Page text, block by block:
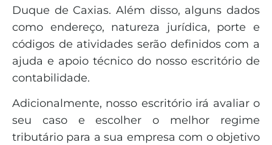
Duque de Caxias. Além disso, alguns dados
como endereço, natureza jurídica, porte e
códigos de atividades serão definidos com a
ajuda e apoio técnico do nosso escritório de
contabilidade.
Adicionalmente, nosso escritório irá avaliar o
seu caso e escolher o melhor regime
tributário para a sua empresa com o objetivo